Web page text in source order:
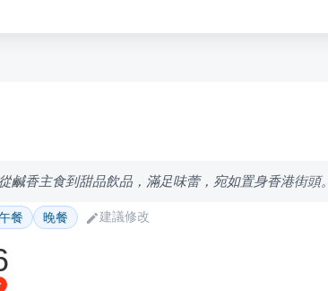
香主食到甜品飲品，滿足味蕾，宛如置身香港街頭。
餐 晚餐 建議修改